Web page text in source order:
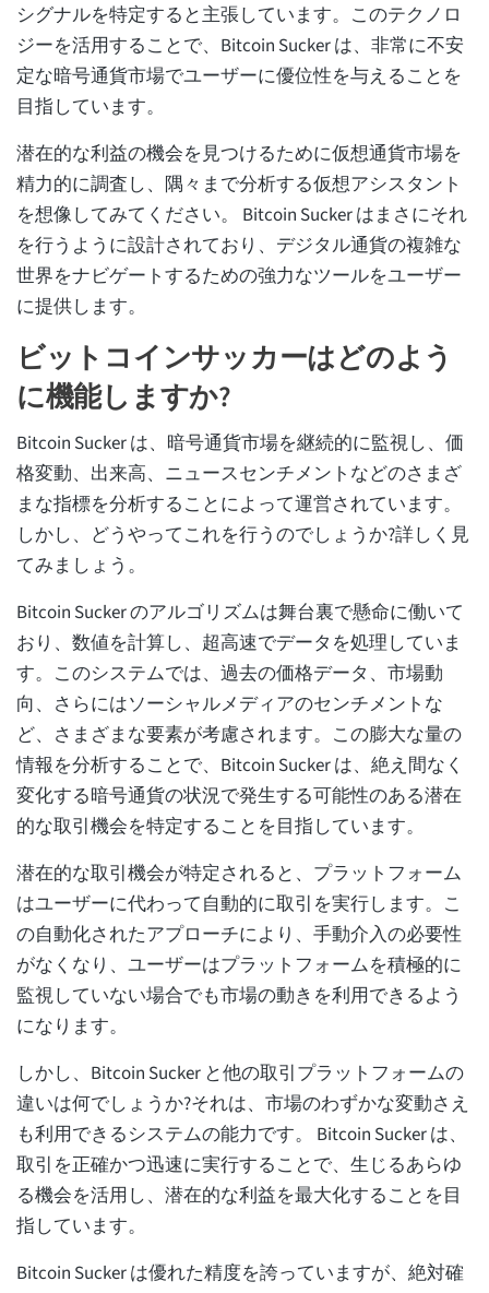
シグナルを特定すると主張しています。このテクノロ
ジーを活用することで、Bitcoin Sucker は、非常に不安
定な暗号通貨市場でユーザーに優位性を与えることを
目指しています。
潜在的な利益の機会を見つけるために仮想通貨市場を
精力的に調査し、隅々まで分析する仮想アシスタント
を想像してみてください。 Bitcoin Sucker はまさにそれ
を行うように設計されており、デジタル通貨の複雑な
世界をナビゲートするための強力なツールをユーザー
に提供します。
ビットコインサッカーはどのよう
に機能しますか?
Bitcoin Sucker は、暗号通貨市場を継続的に監視し、価
格変動、出来高、ニュースセンチメントなどのさまざ
まな指標を分析することによって運営されています。
しかし、どうやってこれを行うのでしょうか?詳しく見
てみましょう。
Bitcoin Sucker のアルゴリズムは舞台裏で懸命に働いて
おり、数値を計算し、超高速でデータを処理していま
す。このシステムでは、過去の価格データ、市場動
向、さらにはソーシャルメディアのセンチメントな
ど、さまざまな要素が考慮されます。この膨大な量の
情報を分析することで、Bitcoin Sucker は、絶え間なく
変化する暗号通貨の状況で発生する可能性のある潜在
的な取引機会を特定することを目指しています。
潜在的な取引機会が特定されると、プラットフォーム
はユーザーに代わって自動的に取引を実行します。こ
の自動化されたアプローチにより、手動介入の必要性
がなくなり、ユーザーはプラットフォームを積極的に
監視していない場合でも市場の動きを利用できるよう
になります。
しかし、Bitcoin Sucker と他の取引プラットフォームの
違いは何でしょうか?それは、市場のわずかな変動さえ
も利用できるシステムの能力です。 Bitcoin Sucker は、
取引を正確かつ迅速に実行することで、生じるあらゆ
る機会を活用し、潜在的な利益を最大化することを目
指しています。
Bitcoin Sucker は優れた精度を誇っていますが、絶対確